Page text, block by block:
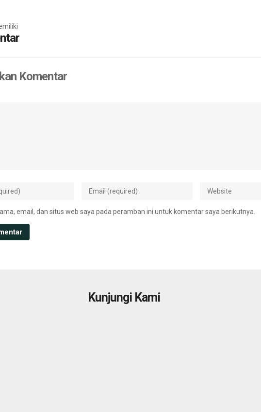
Komentar
email, dan situs web saya pada peramban ini untuk komentar saya berikutnya.
Kunjungi Kami